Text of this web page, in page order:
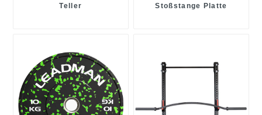
Teller
Stoßstange Platte